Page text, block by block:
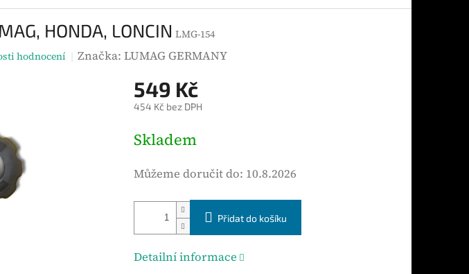
HONDA, LONCIN LMG-154
hodnocení Značka:LUMAG GERMANY
549 Kč
454 Kč bez DPH
ě
á
e
n
Skladem
Můžeme doručit do: 10.8.2026
Přidat do košíku
Detailní informace